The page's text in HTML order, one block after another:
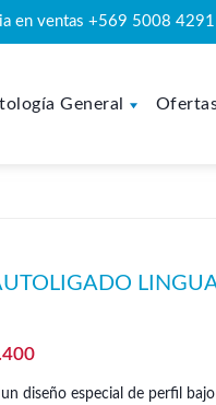
en ventas +569 5008 4291
General
diseño especial de perfil